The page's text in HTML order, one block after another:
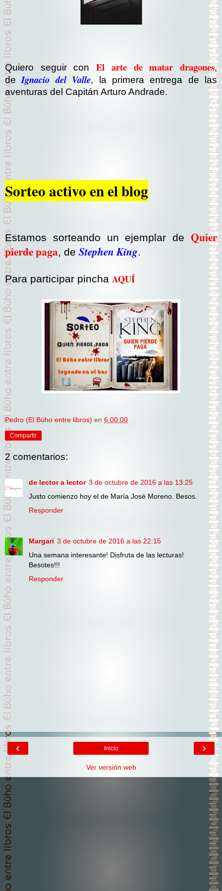
Quiero seguir conEl arte de matar dragones,
deIgnacio del Valle, la primera entrega de las
aventuras del Capitán Arturo Andrade.
Sorteo activo en el blog
Estamos sorteando un ejemplar de Quier
pierde paga, de Stephen King.
Para participar pincha AQUÍ
Pedro (El Búho entre libros) en 6:00:00
Compartir
2 comentarios:
de lector a lector 3 de octubre de 2016 a las 13:25
Justo comienzo hoy el de María José Moreno. Besos.
Responder
Margari 3 de octubre de 2016 a las 22:15
Una semana interesante! Disfruta de las lecturas!
Besotes!!!
Responder
‹ ›
Inicio
Ver versión web